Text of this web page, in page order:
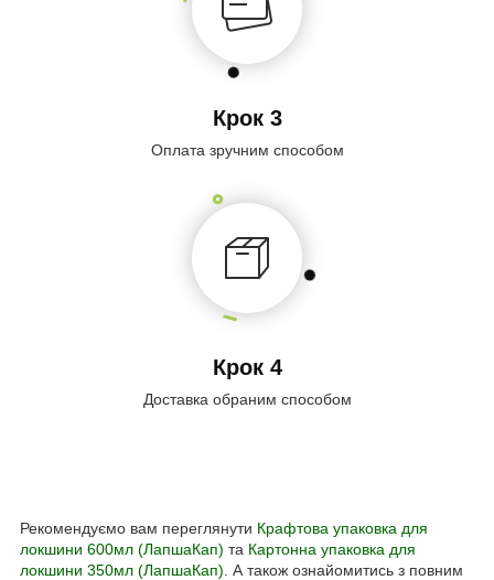
Крок 3
Оплата зручним способом
Крок 4
Доставка обраним способом
Рекомендуємо вам переглянути Крафтова упаковка для
локшини 600мл (ЛапшаКап) та Картонна упаковка для
локшини 350мл (ЛапшаКап) . А також ознайомитись з повним